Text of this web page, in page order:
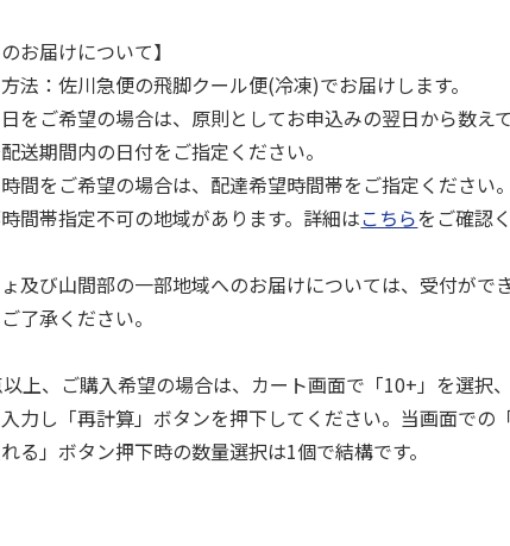
のお届けについて】
法：佐川急便の飛脚クール便(冷凍)でお届けします。
をご希望の場合は、原則としてお申込みの翌日から数え
送期間内の日付をご指定ください。
間をご希望の場合は、配達希望時間帯をご指定ください。
間帯指定不可の地域があります。詳細はこちらをご確認
及び山間部の一部地域へのお届けについては、受付がで
了承ください。
上、ご購入希望の場合は、カート画面で「10+」を選択
力し「再計算」ボタンを押下してください。当画面での
る」ボタン押下時の数量選択は1個で結構です。